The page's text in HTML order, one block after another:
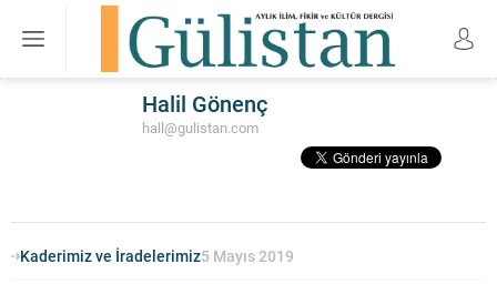
Halil Gönenç
hall@gulistan.com
Kaderimiz ve İradelerimiz5 Mayıs 2019